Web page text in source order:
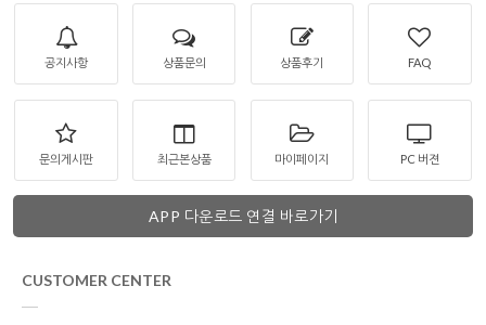
공지사항 상품문의 상품후기 FAQ
문의게시판 최근본상품 마이페이지 PC 버젼
APP 다운로드 연결 바로가기
CUSTOMER CENTER